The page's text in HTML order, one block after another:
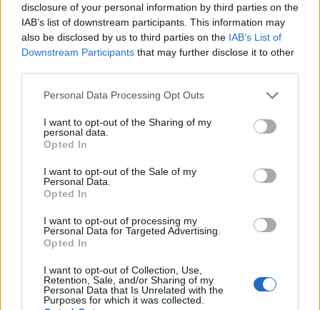
disclosure of your personal information by third parties on the
IAB’s list of downstream participants. This information may
also be disclosed by us to third parties on the IAB’s List of
Downstream Participants that may further disclose it to other
Please note that this website/app uses one or more Google
not limited to your visit or usage behaviour. You may click to
grant or deny consent to Google and its third-party tags to
use your data for below specified purposes in below Google
consent section.
Personal Data Processing Opt Outs
I want to opt-out of the Sharing of my
personal data.
Opted In
I want to opt-out of the Sale of my
Personal Data.
Opted In
I want to opt-out of processing my
Personal Data for Targeted Advertising.
Opted In
I want to opt-out of Collection, Use,
Retention, Sale, and/or Sharing of my
Personal Data that Is Unrelated with the
Purposes for which it was collected.
Edouard Michut
Mali krizde olan Adana Demirspor, transfer yasağının yanı
Michut ile de yolların ayrılmak üzere olduğu konuşuluyor.
Enis Bardhi
başlayamayan Trabzonspor’da birçok oyuncuyla yollar
ayrılmak üzere. Fountas ve Teklic’in ayrılığı kesin. Ancak 1
yollar ayrılacak. Bu isim muhtemelen Enis Bardhi olacak.